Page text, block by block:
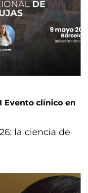
Evento clínico en
la ciencia de